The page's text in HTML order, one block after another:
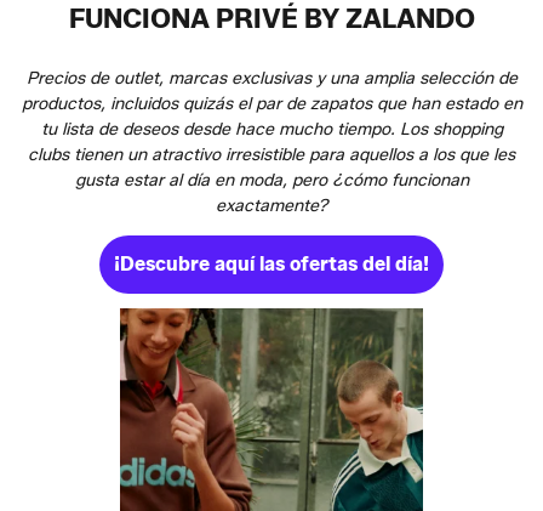
FUNCIONA PRIVÉ BY ZALANDO
Precios de outlet, marcas exclusivas y una amplia selección de
productos, incluidos quizás el par de zapatos que han estado en
tu lista de deseos desde hace mucho tiempo. Los shopping
clubs tienen un atractivo irresistible para aquellos a los que les
gusta estar al día en moda, pero ¿cómo funcionan
exactamente?
¡Descubre aquí las ofertas del día!